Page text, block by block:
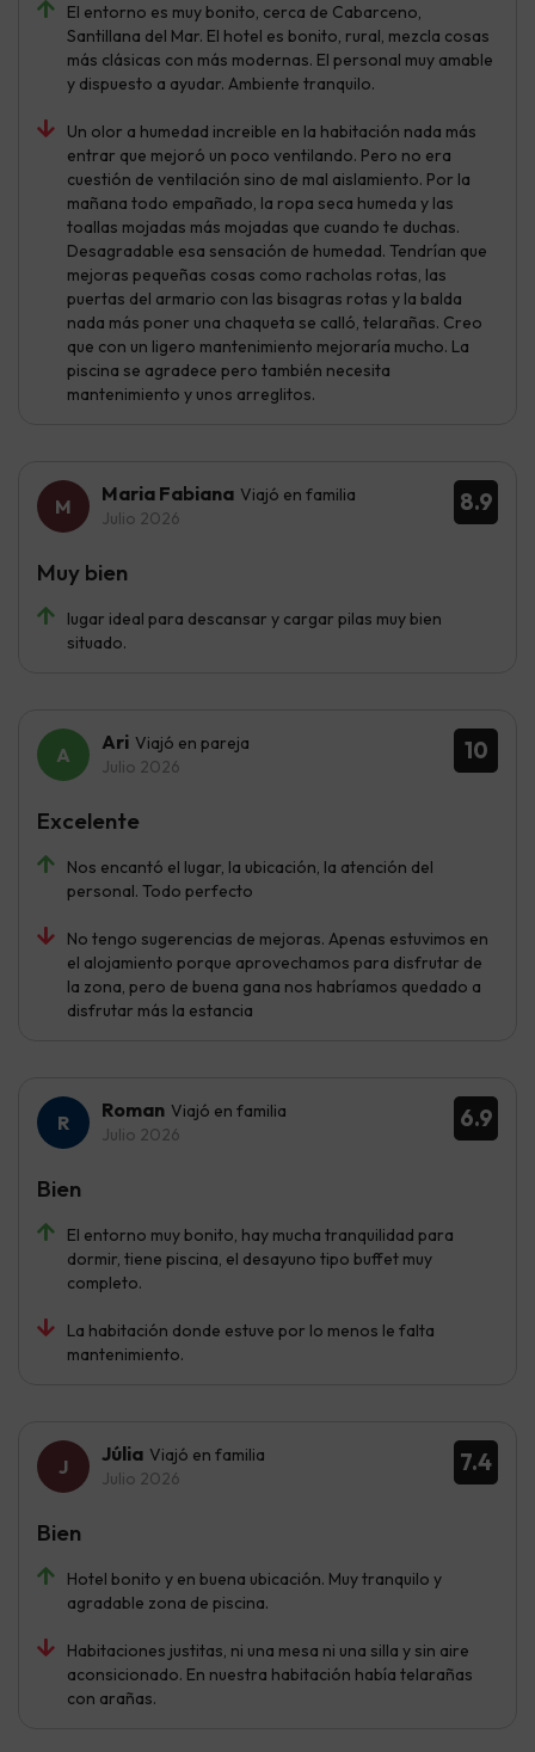
El entorno es muy bonito, cerca de Cabarceno,
Santillana del Mar. El hotel es bonito, rural, mezcla cosas
más clásicas con más modernas. El personal muy amable
y dispuesto a ayudar. Ambiente tranquilo.
Un olor a humedad increible en la habitación nada más
entrar que mejoró un poco ventilando. Pero no era
cuestión de ventilación sino de mal aislamiento. Por la
mañana todo empañado, la ropa seca humeda y las
toallas mojadas más mojadas que cuando te duchas.
Desagradable esa sensación de humedad. Tendrían que
mejoras pequeñas cosas como racholas rotas, las
puertas del armario con las bisagras rotas y la balda
nada más poner una chaqueta se calló, telarañas. Creo
que con un ligero mantenimiento mejoraría mucho. La
piscina se agradece pero también necesita
mantenimiento y unos arreglitos.
8.9
Maria Fabiana Viajó en familia
Julio 2026
lugar ideal para descansar y cargar pilas muy bien
situado.
Muy bien
10
Ari Viajó en pareja
Julio 2026
Nos encantó el lugar, la ubicación, la atención del
personal. Todo perfecto
No tengo sugerencias de mejoras. Apenas estuvimos en
el alojamiento porque aprovechamos para disfrutar de
la zona, pero de buena gana nos habríamos quedado a
disfrutar más la estancia
Excelente
6.9
Roman Viajó en familia
Julio 2026
El entorno muy bonito, hay mucha tranquilidad para
dormir, tiene piscina, el desayuno tipo buffet muy
completo.
La habitación donde estuve por lo menos le falta
mantenimiento.
Bien
7.4
Júlia Viajó en familia
Julio 2026
Hotel bonito y en buena ubicación. Muy tranquilo y
agradable zona de piscina.
Habitaciones justitas, ni una mesa ni una silla y sin aire
aconsicionado. En nuestra habitación había telarañas
con arañas.
Bien